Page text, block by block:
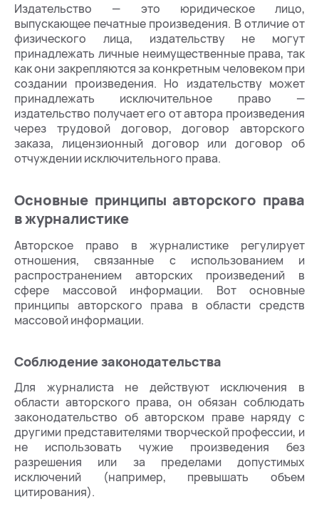
Издательство — это юридическое лицо,
выпускающее печатные произведения. В отличие от
физического лица, издательству не могут
принадлежать личные неимущественные права, так
как они закрепляются за конкретным человеком при
создании произведения. Но издательству может
принадлежать исключительное право —
издательство получает его от автора произведения
через трудовой договор, договор авторского
заказа, лицензионный договор или договор об
отчуждении исключительного права.
Основные принципы авторского права
в журналистике
Авторское право в журналистике регулирует
отношения, связанные с использованием и
распространением авторских произведений в
сфере массовой информации. Вот основные
принципы авторского права в области средств
массовой информации.
Соблюдение законодательства
Для журналиста не действуют исключения в
области авторского права, он обязан соблюдать
законодательство об авторском праве наряду с
другими представителями творческой профессии, и
не использовать чужие произведения без
разрешения или за пределами допустимых
исключений (например, превышать объем
цитирования).